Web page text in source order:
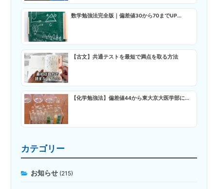
数学勉強法完全版｜偏差値30から70までUP...
【古文】共通テストを最短で満点を取る方法
【化学勉強法】偏差値44から東大京大医学部に...
カテゴリー
お知らせ (215)